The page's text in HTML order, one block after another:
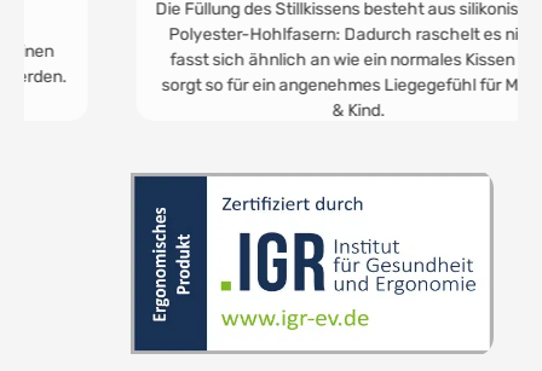
Die Füllung des Stillkissens besteht aus silikonisierten
Polyester-Hohlfasern: Dadurch raschelt es nicht,
fasst sich ähnlich an wie ein normales Kissen und
sorgt so für ein angenehmes Liegegefühl für Mutter